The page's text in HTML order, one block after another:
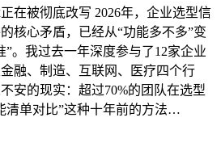
在被彻底改写 2026年，企业选型信
核心矛盾，已经从“功能多不多”变
”。我过去一年深度参与了12家企业
融、制造、互联网、医疗四个行
安的现实：超过70%的团队在选型
清单对比”这种十年前的方法…